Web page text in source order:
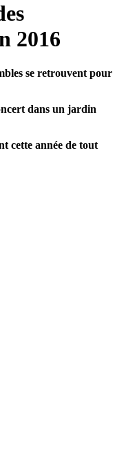
2016
se retrouvent pour
dans un jardin
cette année de tout